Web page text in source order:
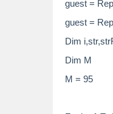
guest =
guest =
Dim
Dim M
M = 95